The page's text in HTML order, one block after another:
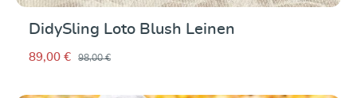
DidySling Loto Blush Leinen
89,00 € 98,00 €